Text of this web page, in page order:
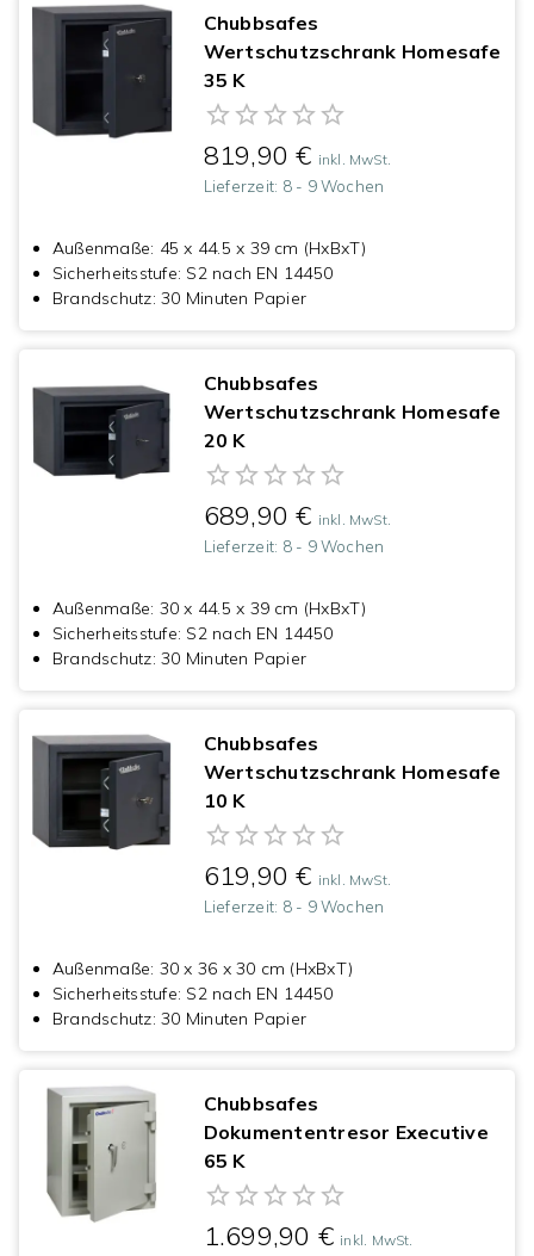
Chubbsafes
Wertschutzschrank Homesafe
35 K
819,90 € inkl. MwSt.
Lieferzeit: 8 - 9 Wochen
Außenmaße: 45 x 44.5 x 39 cm (HxBxT)
Sicherheitsstufe: S2 nach EN 14450
Brandschutz:30 Minuten Papier
Chubbsafes
Wertschutzschrank Homesafe
20 K
689,90 € inkl. MwSt.
Lieferzeit: 8 - 9 Wochen
Außenmaße: 30 x 44.5 x 39 cm (HxBxT)
Sicherheitsstufe: S2 nach EN 14450
Brandschutz:30 Minuten Papier
Chubbsafes
Wertschutzschrank Homesafe
10 K
619,90 € inkl. MwSt.
Lieferzeit: 8 - 9 Wochen
Außenmaße: 30 x 36 x 30 cm (HxBxT)
Sicherheitsstufe: S2 nach EN 14450
Brandschutz:30 Minuten Papier
Chubbsafes
Dokumententresor Executive
65 K
1.699,90 € inkl. MwSt.